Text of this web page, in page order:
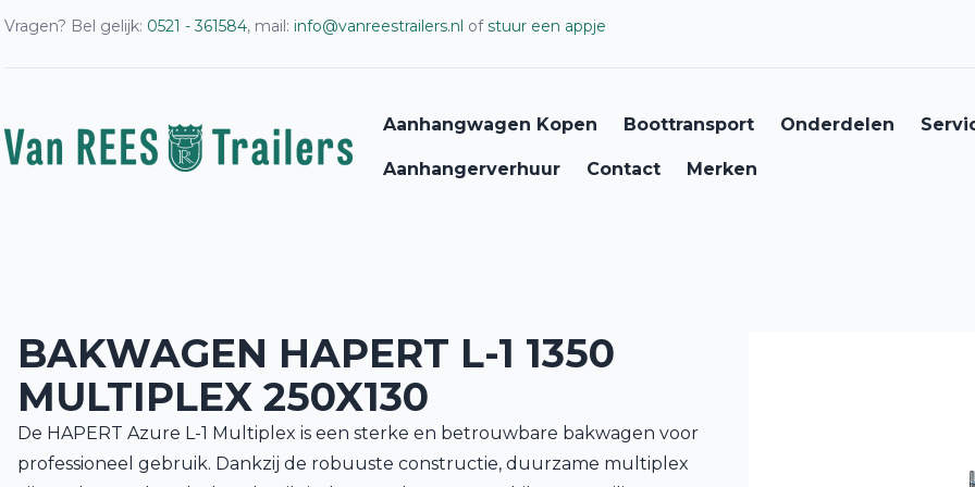
Vragen? Bel gelijk: 0521 - 361584, mail: info@vanreestrailers.nl ofstuur een appje
Aanhangwagen Kopen Boottransport Onderdelen
Aanhangerverhuur Contact Merken
BAKWAGEN HAPERT L-1 1350
MULTIPLEX 250X130
De HAPERT Azure L-1 Multiplex is een sterke en betrouwbare bakwagen voor
professioneel gebruik. Dankzij de robuuste constructie, duurzame multiplex